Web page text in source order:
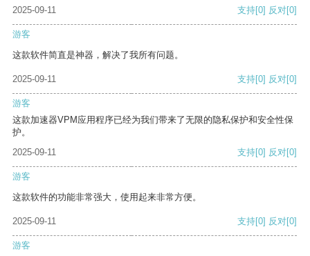
2025-09-11 支持[0] 反对[0]
游客
这款软件简直是神器，解决了我所有问题。
2025-09-11 支持[0] 反对[0]
游客
这款加速器VPM应用程序已经为我们带来了无限的隐私保护和安全性保
护。
2025-09-11
支持[0] 反对[0]
游客
这款软件的功能非常强大，使用起来非常方便。
2025-09-11 支持[0] 反对[0]
游客